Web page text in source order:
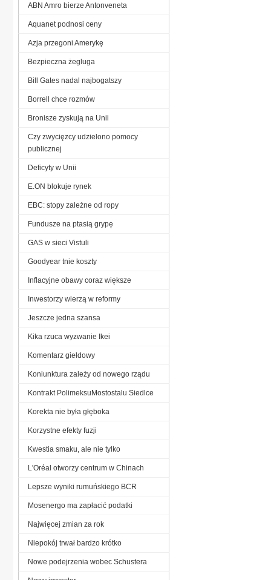
ABN Amro bierze Antonveneta
Aquanet podnosi ceny
Azja przegoni Amerykę
Bezpieczna żegluga
Bill Gates nadal najbogatszy
Borrell chce rozmów
Bronisze zyskują na Unii
Czy zwycięzcy udzielono pomocy
publicznej
Deficyty w Unii
E.ON blokuje rynek
EBC: stopy zależne od ropy
Fundusze na ptasią grypę
GAS w sieci Vistuli
Goodyear tnie koszty
Inflacyjne obawy coraz większe
Inwestorzy wierzą w reformy
Jeszcze jedna szansa
Kika rzuca wyzwanie Ikei
Komentarz giełdowy
Koniunktura zależy od nowego rządu
Kontrakt PolimeksuMostostalu Siedlce
Korekta nie była głęboka
Korzystne efekty fuzji
Kwestia smaku, ale nie tylko
L'Oréal otworzy centrum w Chinach
Lepsze wyniki rumuńskiego BCR
Mosenergo ma zapłacić podatki
Najwięcej zmian za rok
Niepokój trwał bardzo krótko
Nowe podejrzenia wobec Schustera